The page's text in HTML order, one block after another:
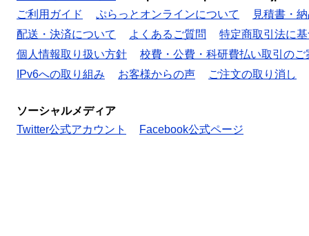
ご利用ガイド
ぷらっとオンラインについて
見積書・
配送・決済について
よくあるご質問
特定商取引法に
個人情報取り扱い方針
校費・公費・科研費払い取引のご
IPv6への取り組み
お客様からの声 ご注文の取り消し
ソーシャルメディア
Twitter公式アカウント
Facebook公式ページ